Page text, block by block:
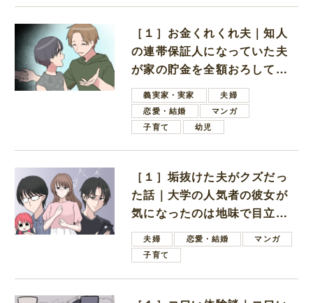
［１］お金くれくれ夫｜知人
の連帯保証人になっていた夫
が家の貯金を全額おろしてほ
しいと言ってきた
義実家・実家
夫婦
恋愛・結婚
マンガ
子育て
幼児
［１］垢抜けた夫がクズだっ
た話｜大学の人気者の彼女が
気になったのは地味で目立た
ない男子学生
夫婦 恋愛・結婚
マンガ
子育て